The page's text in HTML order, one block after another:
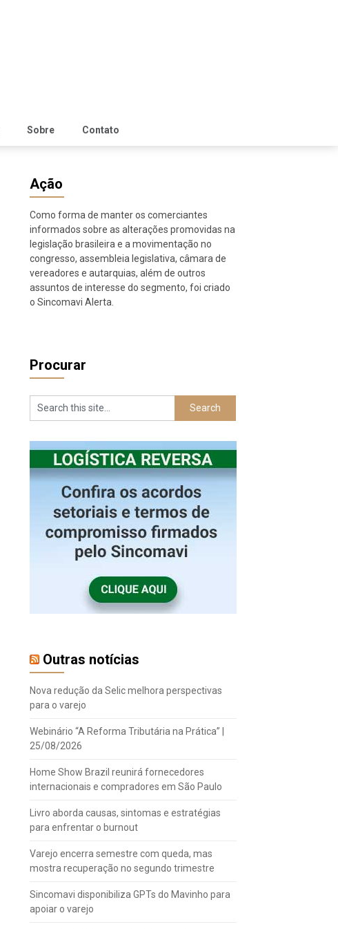
Sobre Contato
Ação
Como forma de manter os comerciantes
informados sobre as alterações promovidas na
legislação brasileira e a movimentação no
congresso, assembleia legislativa, câmara de
vereadores e autarquias, além de outros
assuntos de interesse do segmento, foi criado
o Sincomavi Alerta.
Procurar
Outras notícias
Nova redução da Selic melhora perspectivas
para o varejo
Webinário “A Reforma Tributária na Prática” |
25/08/2026
Home Show Brazil reunirá fornecedores
internacionais e compradores em São Paulo
Livro aborda causas, sintomas e estratégias
para enfrentar o burnout
Varejo encerra semestre com queda, mas
mostra recuperação no segundo trimestre
Sincomavi disponibiliza GPTs do Mavinho para
apoiar o varejo